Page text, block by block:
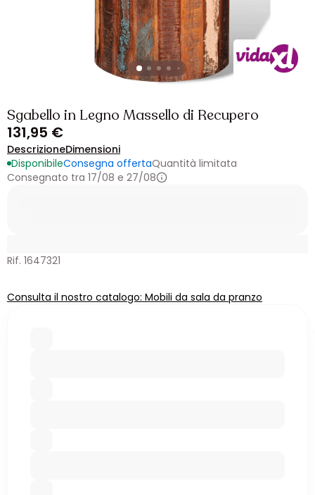
Sgabello in Legno Massello di Recupero
131,95 €
DescrizioneDimensioni
DisponibileConsegna offertaQuantità limitata
Consegnato tra 17/08 e 27/08
Rif. 1647321
Consulta il nostro catalogo: Mobili da sala da pranzo